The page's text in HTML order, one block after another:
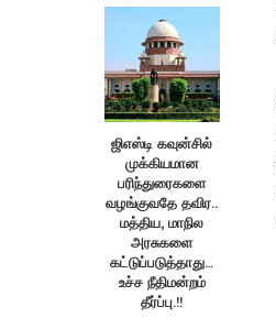
ஜிஎஸ்டி கவுன்சில்
முக்கியமான
பரிந்துரைகளை
வழங்குவதே தவிர..
மத்திய, மாநில
அரசுகளை
கட்டுப்படுத்தாது…
உச்ச நீதிமன்றம்
தீர்ப்பு.!!